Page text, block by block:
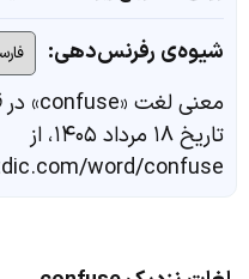
شیوه‌ی رفرنس‌دهی:
معنی لغت «confuse» در
تاریخ ۱۸ مرداد ۱۴۰۵، از
word/confuse